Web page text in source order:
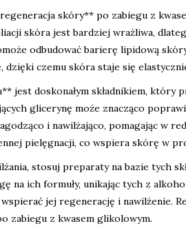
skóry** po zabiegu z
skóra jest bardziej wrażliwa,
odbudować barierę lipidową
dzięki czemu skóra staje się
jest doskonałym składnikiem, który
glicerynę może znacząco
i nawilżająco, pomagając w
pielęgnacji, co wspiera skórę w
stosuj preparaty na bazie tych
na ich formuły, unikając tych z
jej regenerację i nawilżenie.
zabiegu z kwasem glikolowym.